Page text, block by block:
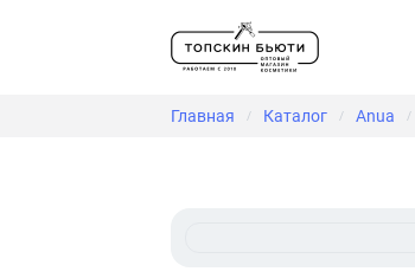
Главная / Каталог / Anua /